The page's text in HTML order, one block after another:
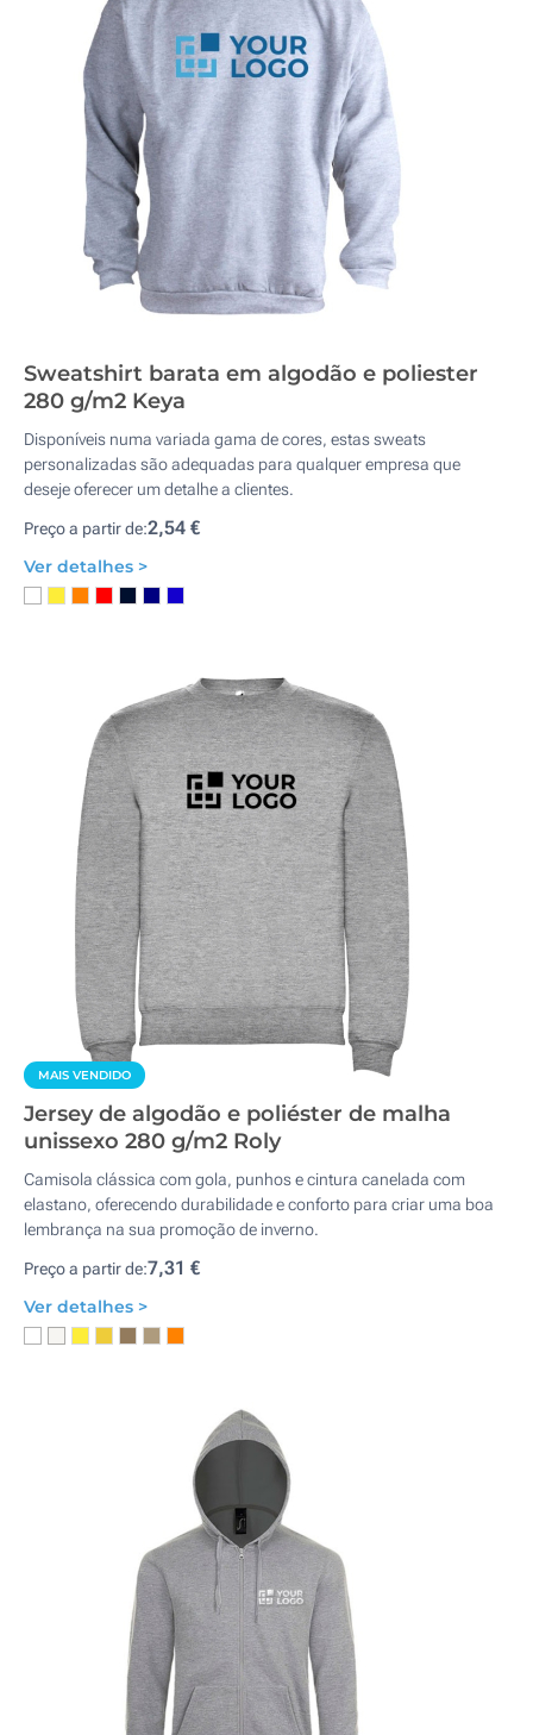
Sweatshirt barata em algodão e poliester
280 g/m2 Keya
Disponíveis numa variada gama de cores, estas sweats
personalizadas são adequadas para qualquer empresa que
deseje oferecer um detalhe a clientes.
Preço a partir de:2,54 €
Ver detalhes >
MAIS VENDIDO
Jersey de algodão e poliéster de malha
unissexo 280 g/m2 Roly
Camisola clássica com gola, punhos e cintura canelada com
elastano, oferecendo durabilidade e conforto para criar uma boa
lembrança na sua promoção de inverno.
Preço a partir de:7,31 €
Ver detalhes >